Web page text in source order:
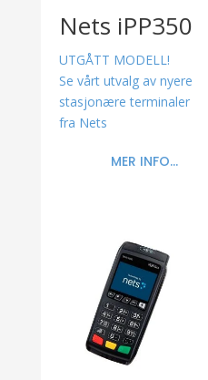
Nets iPP350
UTGÅTT MODELL!
Se vårt utvalg av nyere
stasjonære terminaler
fra Nets
MER INFO...